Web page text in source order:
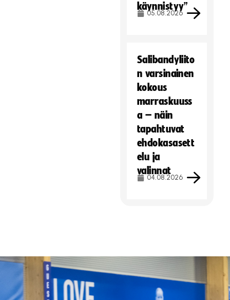
käynnistyy”
05.08.2026
Salibandyliito
n varsinainen
kokous
marraskuuss
a – näin
tapahtuvat
ehdokasasett
elu ja
valinnat
04.08.2026